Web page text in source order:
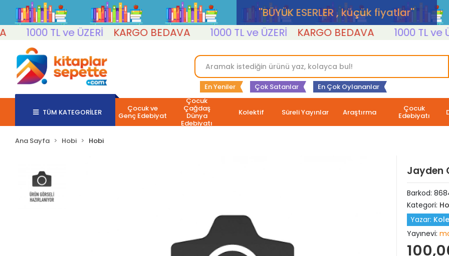
''BÜYÜK ESERLER , küçük fiyatlar''
1000 TL ve ÜZERİ
KARGO BEDAVA 1000 TL ve ÜZERİ KARGO BEDAVA 1000 TL ve
En Yeniler Çok Satanlar En Çok Oylananlar
TÜM KATEGORİLER Çocuk ve
Genç Edebiyat
Çocuk
Çağdaş
Dünya
Edebiyatı
Kolektif Süreli Yayınlar Araştırma Çocuk
Edebiyatı
Ana Sayfa Hobi Hobi
Jayden
Barkod:
Kategori:
Yazar:
Yayınevi: